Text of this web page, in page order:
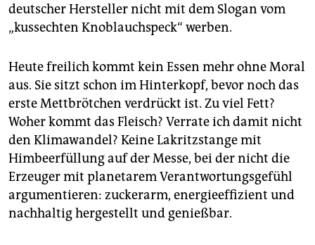
deutscher Hersteller nicht mit dem Slogan vom
„kussechten Knoblauchspeck“ werben.
Heute freilich kommt kein Essen mehr ohne Moral
aus. Sie sitzt schon im Hinterkopf, bevor noch das
erste Mettbrötchen verdrückt ist. Zu viel Fett?
Woher kommt das Fleisch? Verrate ich damit nicht
den Klimawandel? Keine Lakritzstange mit
Himbeerfüllung auf der Messe, bei der nicht die
Erzeuger mit planetarem Verantwortungsgefühl
argumentieren: zuckerarm, energieeffizient und
nachhaltig hergestellt und genießbar.